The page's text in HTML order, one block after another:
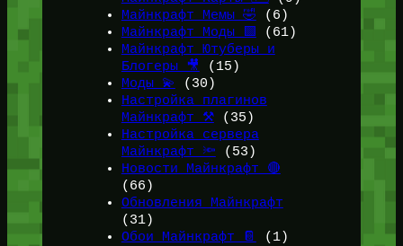
Майнкрафт Мемы 🤣 (6)
Майнкрафт Моды 🟩 (61)
Майнкрафт Ютуберы и
Блогеры 🎥
(15)
Моды 💫
(30)
Настройка плагинов
Майнкрафт ⚒️(35)
Настройка сервера
Майнкрафт 🔦 (53)
Новости Майнкрафт 🔴
(66)
Обновления Майнкрафт
(31)
Обои Майнкрафт 📔
(1)